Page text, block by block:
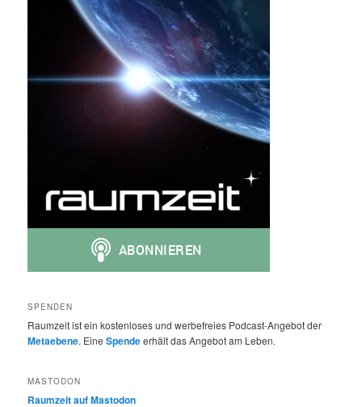
SPENDEN
Raumzeit ist ein kostenloses und werbefreies Podcast-Angebot der
Metaebene. EineSpendeerhält das Angebot am Leben.
MASTODON
Raumzeit auf Mastodon